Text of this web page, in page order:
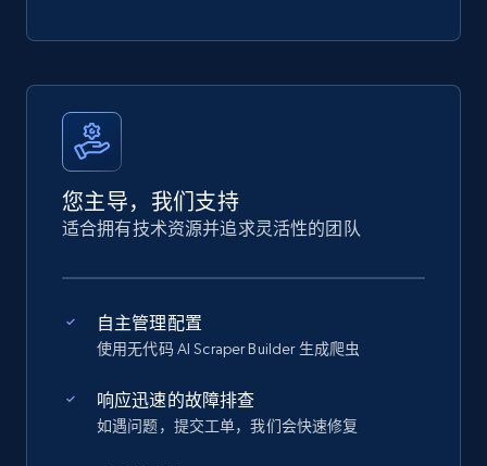
您主导，我们支持
适合拥有技术资源并追求灵活性的团队
自主管理配置
使用无代码 AI Scraper Builder 生成爬虫
响应迅速的故障排查
如遇问题，提交工单，我们会快速修复